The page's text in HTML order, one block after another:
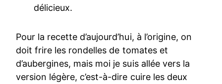
délicieux.
Pour la recette d’aujourd’hui, à l’origine, on
doit frire les rondelles de tomates et
d’aubergines, mais moi je suis allée vers la
version légère, c’est-à-dire cuire les deux